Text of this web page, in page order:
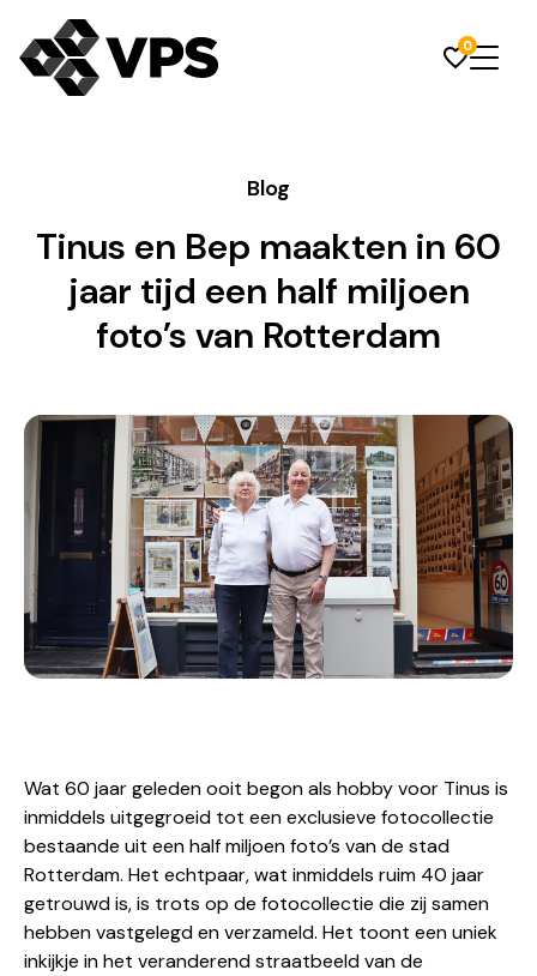
0
Blog
Tinus en Bep maakten in 60
jaar tijd een half miljoen
foto’s van Rotterdam
Wat 60 jaar geleden ooit begon als hobby voor Tinus is
inmiddels uitgegroeid tot een exclusieve fotocollectie
bestaande uit een half miljoen foto’s van de stad
Rotterdam. Het echtpaar, wat inmiddels ruim 40 jaar
getrouwd is, is trots op de fotocollectie die zij samen
hebben vastgelegd en verzameld. Het toont een uniek
inkijkje in het veranderend straatbeeld van de